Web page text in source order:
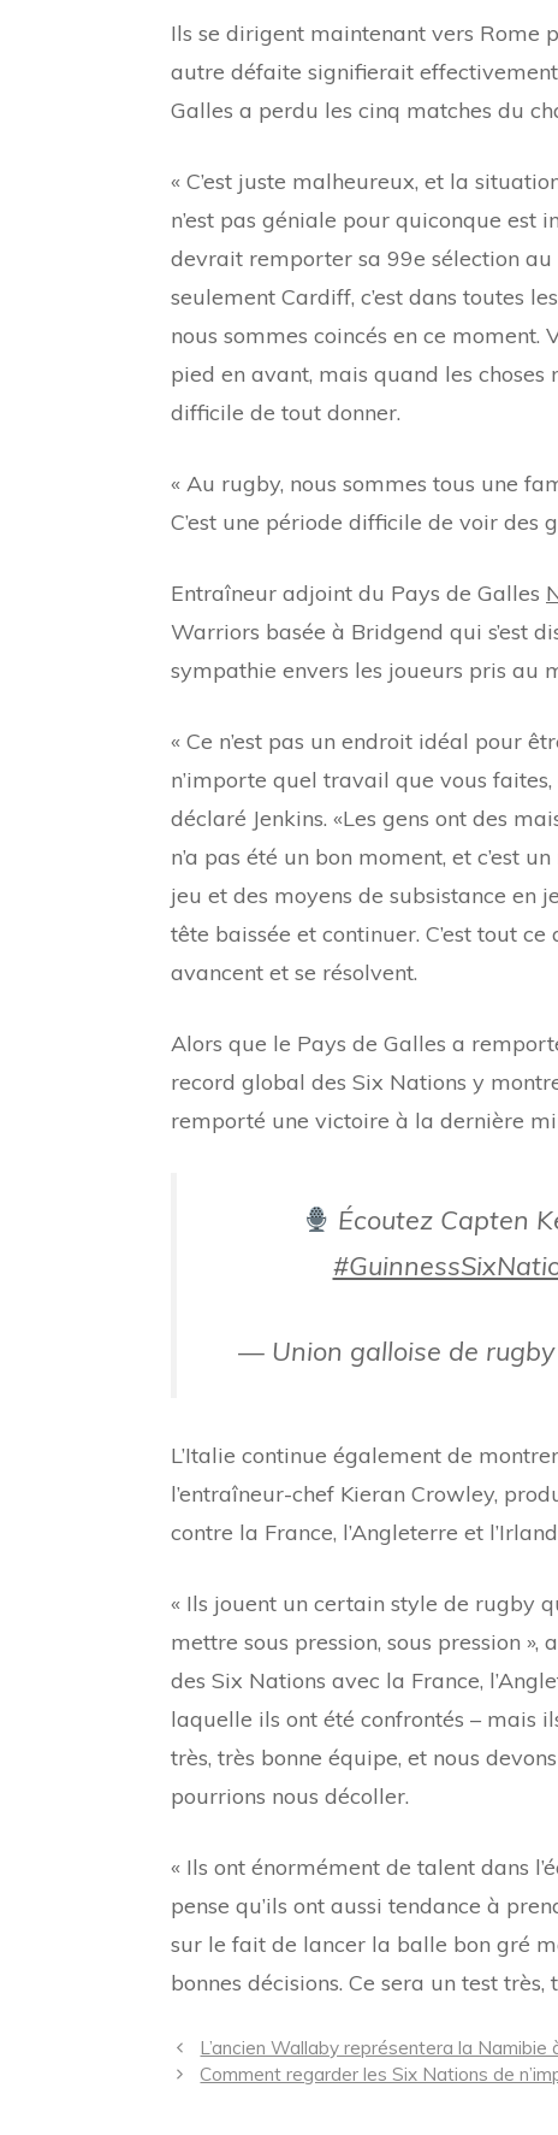
Ils se dirigent maintenant vers Rome
autre défaite signifierait
Galles a perdu les cinq matches du
« C’est juste malheureux, et la
n’est pas géniale pour quiconque est
devrait remporter sa 99e sélection au
seulement Cardiff, c’est dans toutes
nous sommes coincés en ce
pied en avant, mais quand les
difficile de tout donner.
« Au rugby, nous sommes tous une
C’est une période difficile de voir des
Entraîneur adjoint du Pays de Galles
Warriors basée à Bridgend qui s’est
sympathie envers les joueurs pris au
« Ce n’est pas un endroit idéal pour
n’importe quel travail que vous
déclaré Jenkins. «Les gens ont des
n’a pas été un bon moment, et c’est
jeu et des moyens de subsistance en
tête baissée et continuer. C’est tout
avancent et se résolvent.
Alors que le Pays de Galles a
record global des Six Nations y
remporté une victoire à la dernière
Écoutez Capten
— Union galloise de rugby
L’Italie continue également de
l’entraîneur-chef Kieran Crowley,
contre la France, l’Angleterre et
« Ils jouent un certain style de rugby
mettre sous pression, sous pression
des Six Nations avec la France,
laquelle ils ont été confrontés – mais
très, très bonne équipe, et nous
pourrions nous décoller.
« Ils ont énormément de talent dans
pense qu’ils ont aussi tendance à
sur le fait de lancer la balle bon gré
bonnes décisions. Ce sera un test
Navigation
des
L’ancien Wallaby représentera la
Comment regarder les Six Nations de